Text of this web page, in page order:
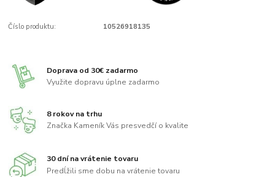
Číslo produktu: 10526918135
Doprava od 30€ zadarmo
Využite dopravu úplne zadarmo
8 rokov na trhu
Značka Kameník Vás presvedčí o kvalite
30 dní na vrátenie tovaru
Predĺžili sme dobu na vrátenie tovaru